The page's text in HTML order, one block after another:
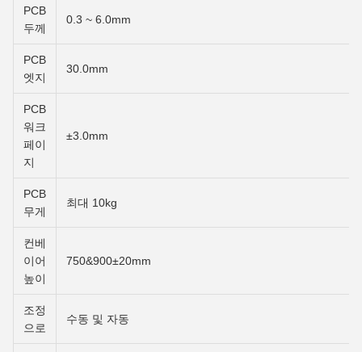
PCB
두께
0.3 ~ 6.0mm
PCB
엣지
30.0mm
PCB
워크
페이
지
±3.0mm
PCB
무게
최대 10kg
컨베
이어
높이
750&900±20mm
조정
으로
수동 및 자동